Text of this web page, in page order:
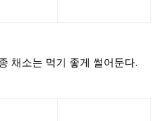
채소는 먹기 좋게 썰어둔다.